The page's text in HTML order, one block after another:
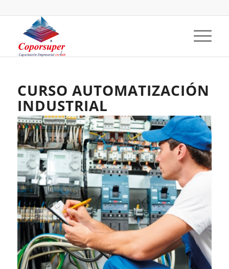
CURSO AUTOMATIZACIÓN
INDUSTRIAL